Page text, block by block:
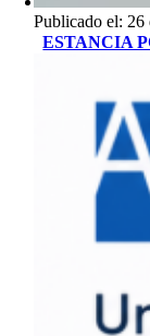
Publicado el:
ESTANCIA